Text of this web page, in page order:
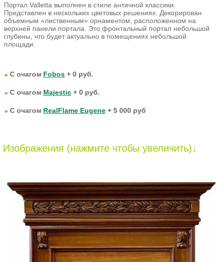
Портал Valletta выполнен в стиле античной классики.
Представлен в нескольких цветовых решениях. Декорирован
объемным «лиственным» орнаментом, расположенном на
верхней панели портала. Это фронтальный портал небольшой
глубины, что будет актуально в помещениях небольшой
площади.
С очагом Fobos + 0 руб.
С очагом Majestic + 0 руб.
С очагом RealFlame Eugene + 5 000 руб
Изображения (нажмите чтобы увеличить)↓